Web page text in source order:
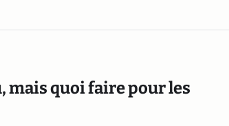
mais quoi faire pour les